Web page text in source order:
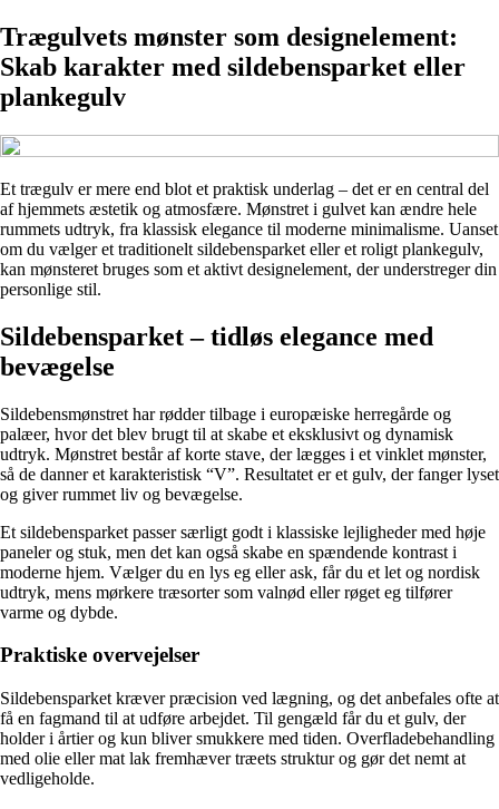
Trægulvets mønster som designelement:
Skab karakter med sildebensparket eller
plankegulv
Et trægulv er mere end blot et praktisk underlag – det er en central del
af hjemmets æstetik og atmosfære. Mønstret i gulvet kan ændre hele
rummets udtryk, fra klassisk elegance til moderne minimalisme. Uanset
om du vælger et traditionelt sildebensparket eller et roligt plankegulv,
kan mønsteret bruges som et aktivt designelement, der understreger din
personlige stil.
Sildebensparket – tidløs elegance med
bevægelse
Sildebensmønstret har rødder tilbage i europæiske herregårde og
palæer, hvor det blev brugt til at skabe et eksklusivt og dynamisk
udtryk. Mønstret består af korte stave, der lægges i et vinklet mønster,
så de danner et karakteristisk “V”. Resultatet er et gulv, der fanger lyset
og giver rummet liv og bevægelse.
Et sildebensparket passer særligt godt i klassiske lejligheder med høje
paneler og stuk, men det kan også skabe en spændende kontrast i
moderne hjem. Vælger du en lys eg eller ask, får du et let og nordisk
udtryk, mens mørkere træsorter som valnød eller røget eg tilfører
varme og dybde.
Praktiske overvejelser
Sildebensparket kræver præcision ved lægning, og det anbefales ofte at
få en fagmand til at udføre arbejdet. Til gengæld får du et gulv, der
holder i årtier og kun bliver smukkere med tiden. Overfladebehandling
med olie eller mat lak fremhæver træets struktur og gør det nemt at
vedligeholde.